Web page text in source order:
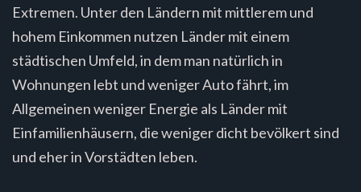
Extremen. Unter den Ländern mit mittlerem und
hohem Einkommen nutzen Länder mit einem
städtischen Umfeld, in dem man natürlich in
Wohnungen lebt und weniger Auto fährt, im
Allgemeinen weniger Energie als Länder mit
Einfamilienhäusern, die weniger dicht bevölkert sind
und eher in Vorstädten leben.